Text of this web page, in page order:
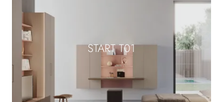
START T01